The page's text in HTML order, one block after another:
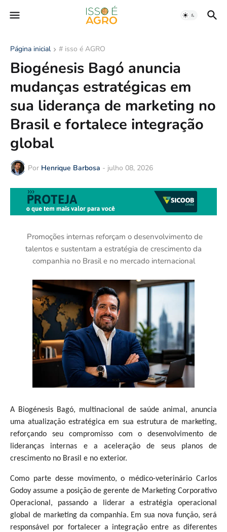
Página inicial # isso é AGRO
Biogénesis Bagó anuncia
mudanças estratégicas em
sua liderança de marketing no
Brasil e fortalece integração
global
Por Henrique Barbosa - julho 08, 2026
Promoções internas reforçam o desenvolvimento de
talentos e sustentam a estratégia de crescimento da
companhia no Brasil e no mercado internacional
A Biogénesis Bagó, multinacional de saúde animal, anuncia
uma atualização estratégica em sua estrutura de marketing,
reforçando seu compromisso com o desenvolvimento de
lideranças internas e a aceleração de seus planos de
crescimento no Brasil e no exterior.
Como parte desse movimento, o médico-veterinário Carlos
Godoy assume a posição de gerente de Marketing Corporativo
Operacional, passando a liderar a estratégia operacional
global de marketing da companhia. Em sua nova função, será
responsável por fortalecer a integração entre as diferentes